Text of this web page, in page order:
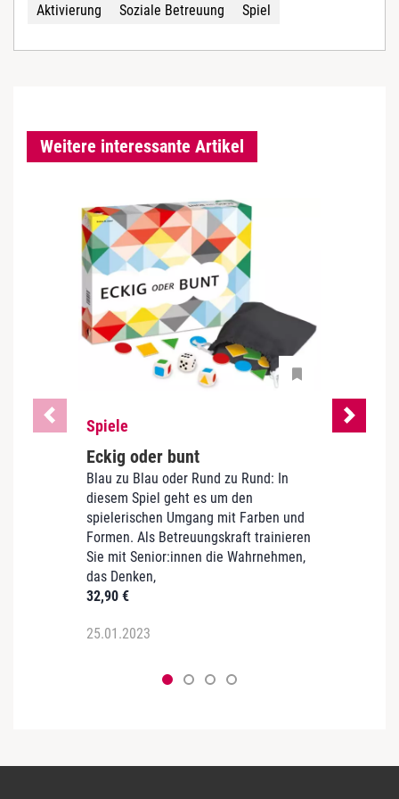
Aktivierung Soziale Betreuung Spiel
Weitere interessante Artikel
Spiele
Eckig oder bunt
Blau zu Blau oder Rund zu Rund: In
diesem Spiel geht es um den
spielerischen Umgang mit Farben und
Formen. Als Betreuungskraft trainieren
Sie mit Senior:innen die Wahrnehmen,
das Denken,
32,90 €
25.01.2023